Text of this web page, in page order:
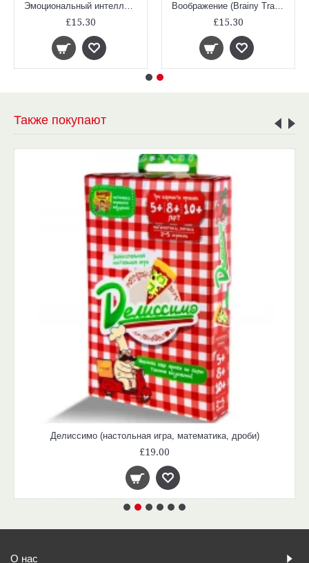
Эмоциональный интеллект (Brainy Trainy)
£15.30
Воображение (Brainy Trainy)
£15.30
Также покупают
Делиссимо (настольная игра, математика, дроби)
£19.00
О нас